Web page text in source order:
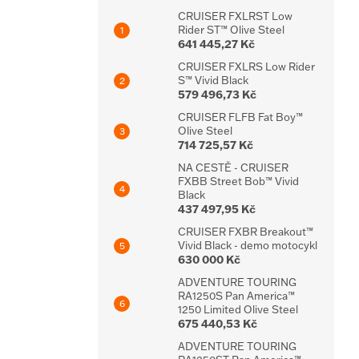
CRUISER FXLRST Low
Rider ST™ Olive Steel
641 445,27 Kč
CRUISER FXLRS Low Rider
S™ Vivid Black
579 496,73 Kč
CRUISER FLFB Fat Boy™
Olive Steel
714 725,57 Kč
NA CESTĚ - CRUISER
FXBB Street Bob™ Vivid
Black
437 497,95 Kč
CRUISER FXBR Breakout™
Vivid Black - demo motocykl
630 000 Kč
ADVENTURE TOURING
RA1250S Pan America™
1250 Limited Olive Steel
675 440,53 Kč
ADVENTURE TOURING